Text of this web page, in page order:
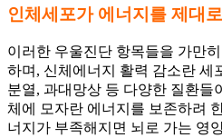
인체세포가 에너지를 제대
이러한 우울진단 항목들을 가만
하며, 신체에너지 활력 감소란 세
분열, 과대망상 등 다양한 질환들
체에 모자란 에너지를 보존하려
너지가 부족해지면 뇌로 가는 영